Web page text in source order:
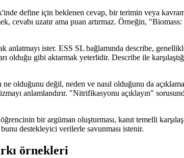
define için beklenen cevap, bir terimin veya
cevabı uzatır ama puan artırmaz. Örneğin,
ister. ESS SL bağlamında describe,
gibi aktarmak yeterlidir. Describe ile
olduğunu değil, neden ve nasıl olduğunu da
anlamlandırır. "Nitrifikasyonu açıklayın"
bir argüman oluşturması, kanıt temelli
destekleyici verilerle savunması istenir.
örnekleri